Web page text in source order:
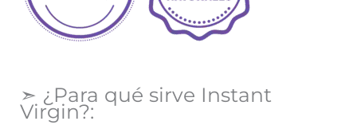
➣ ¿Para qué sirve Instant
Virgin?: